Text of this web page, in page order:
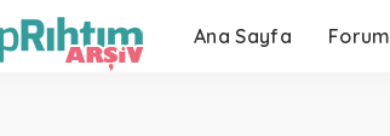
Ana Sayfa Forum